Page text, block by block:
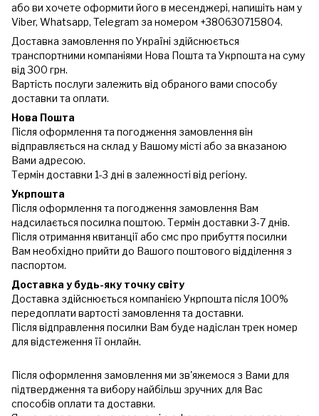
або ви хочете оформити його в месенджері, напишіть нам у
Viber, Whatsapp, Telegram за номером +380630715804.
Доставка замовлення по Україні здійснюється
транспортними компаніями Нова Пошта та Укрпошта на суму
від 300 грн.
Вартість послуги залежить від обраного вами способу
доставки та оплати.
Нова Пошта
Після оформлення та погодження замовлення він
відправляється на склад у Вашому місті або за вказаною
Вами адресою.
Термін доставки 1-3 дні в залежності від регіону.
Укрпошта
Після оформлення та погодження замовлення Вам
надсилається посилка поштою. Термін доставки 3-7 днів.
Після отримання квитанції або смс про прибуття посилки
Вам необхідно прийти до Вашого поштового відділення з
паспортом.
Доставка у будь-яку точку світу
Доставка здійснюється компанією Укрпошта після 100%
передоплати вартості замовлення та доставки.
Після відправлення посилки Вам буде надіслан трек номер
для відстеження її онлайн.
Після оформлення замовлення ми зв'яжемося з Вами для
підтвердження та вибору найбільш зручних для Вас
способів оплати та доставки.